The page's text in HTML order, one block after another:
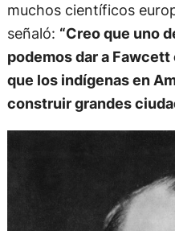
muchos científicos
señaló: “Creo que uno
podemos dar a
que los indígenas en
construir grandes